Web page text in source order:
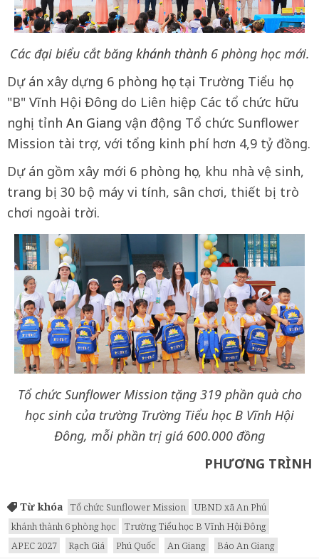
Các đại biểu cắt băngkhánh thành6 phòng học mới.
Dự án xây dựng 6 phòng học tại Trường Tiểu học
"B" Vĩnh Hội Đông do Liên hiệp Các tổ chức hữu
nghị tỉnh An Giang vận động Tổ chức Sunflower
Mission tài trợ, với tổng kinh phí hơn 4,9 tỷ đồng.
Dự án gồm xây mới 6 phòng học, khu nhà vệ sinh,
trang bị 30 bộ máy vi tính, sân chơi, thiết bị trò
chơi ngoài trời.
Tổ chức Sunflower Mission tặng 319 phần quà cho
học sinh của trường Trường Tiểu học B Vĩnh Hội
Đông, mỗi phần trị giá 600.000 đồng
PHƯƠNG TRÌNH
Từ khóa Tổ chức Sunflower Mission
UBND xã An Phú
khánh thành 6 phòng học
Trường Tiểu học B Vĩnh Hội Đông
APEC 2027
Rạch Giá Phú Quốc An Giang Báo An Giang